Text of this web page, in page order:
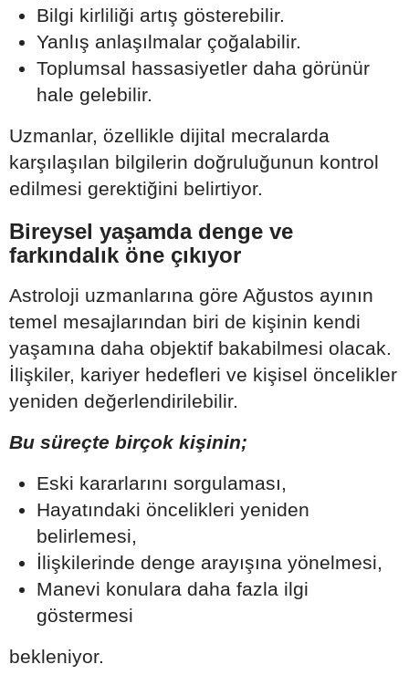
Bilgi kirliliği artış gösterebilir.
Yanlış anlaşılmalar çoğalabilir.
Toplumsal hassasiyetler daha görünür
hale gelebilir.
Uzmanlar, özellikle dijital mecralarda
karşılaşılan bilgilerin doğruluğunun kontrol
edilmesi gerektiğini belirtiyor.
Bireysel yaşamda denge ve
farkındalık öne çıkıyor
Astroloji uzmanlarına göre Ağustos ayının
temel mesajlarından biri de kişinin kendi
yaşamına daha objektif bakabilmesi olacak.
İlişkiler, kariyer hedefleri ve kişisel öncelikler
yeniden değerlendirilebilir.
Bu süreçte birçok kişinin;
Eski kararlarını sorgulaması,
Hayatındaki öncelikleri yeniden
belirlemesi,
İlişkilerinde denge arayışına yönelmesi,
Manevi konulara daha fazla ilgi
göstermesi
bekleniyor.